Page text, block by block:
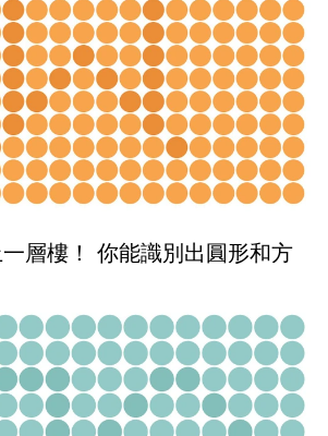
層樓！ 你能識別出圓形和方